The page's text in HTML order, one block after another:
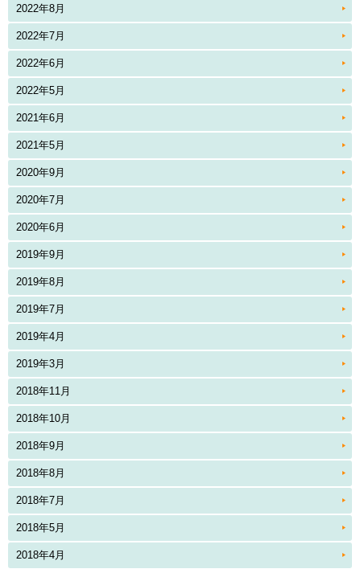
2022年8月
2022年7月
2022年6月
2022年5月
2021年6月
2021年5月
2020年9月
2020年7月
2020年6月
2019年9月
2019年8月
2019年7月
2019年4月
2019年3月
2018年11月
2018年10月
2018年9月
2018年8月
2018年7月
2018年5月
2018年4月